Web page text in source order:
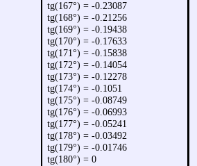
tg(167°) = -0.23087
tg(168°) = -0.21256
tg(169°) = -0.19438
tg(170°) = -0.17633
tg(171°) = -0.15838
tg(172°) = -0.14054
tg(173°) = -0.12278
tg(174°) = -0.1051
tg(175°) = -0.08749
tg(176°) = -0.06993
tg(177°) = -0.05241
tg(178°) = -0.03492
tg(179°) = -0.01746
tg(180°) = 0